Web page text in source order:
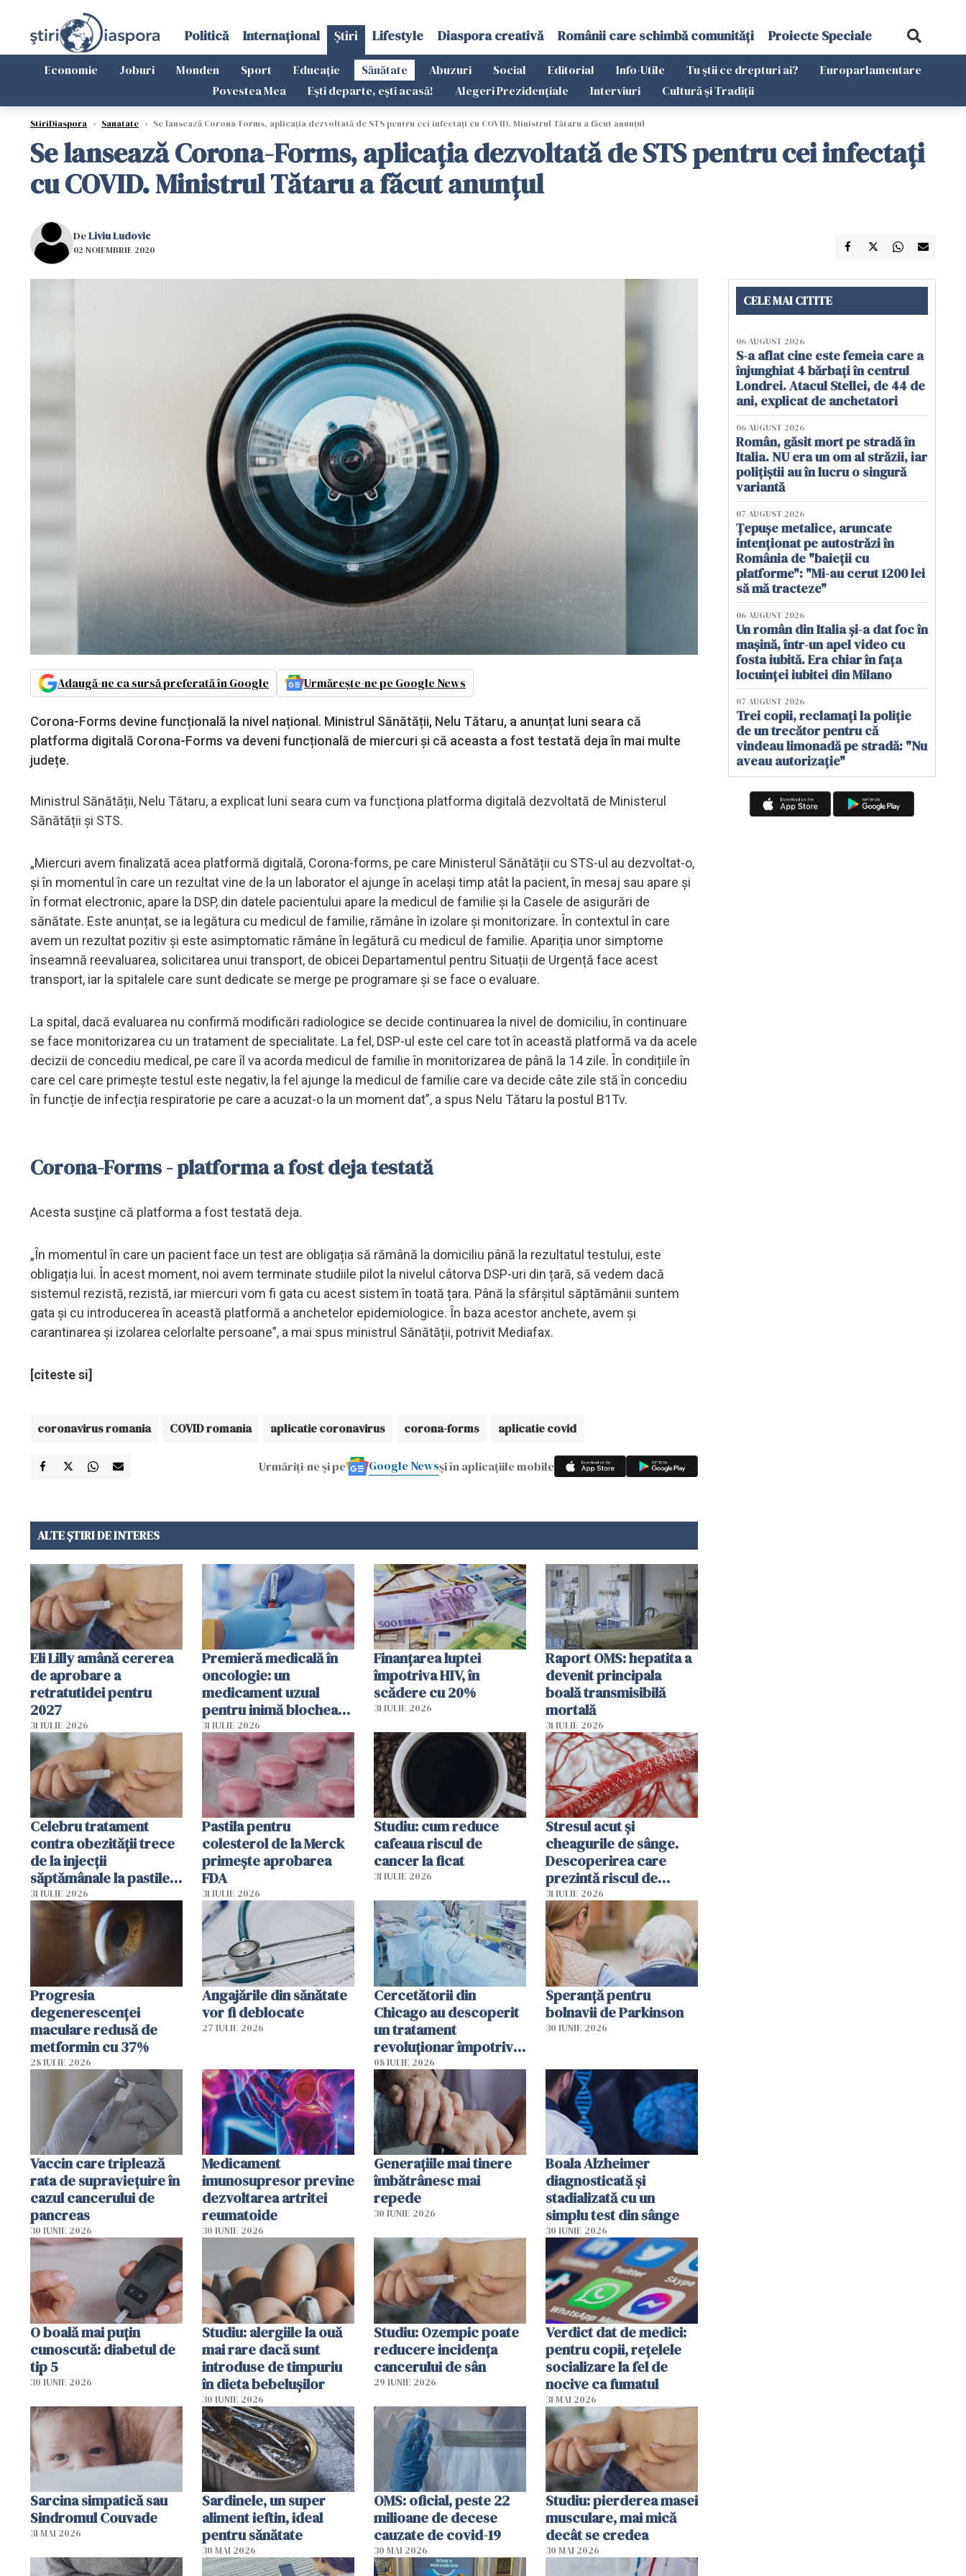
Politică Internațional Știri Lifestyle Diaspora creativă Românii care schimbă comunități Proiecte Speciale
Economie Joburi Monden Sport Educație Sănătate Abuzuri Social Editorial Info-Utile Tu știi ce drepturi ai?
Europarlamentare
Povestea Mea
Ești departe, ești acasă! Alegeri Prezidențiale Interviuri Cultură și Tradiții
StiriDiaspora › Sanatate › Se lansează Corona-Forms, aplicația dezvoltată de STS pentru cei infectați cu COVID. Ministrul Tătaru a făcut anunțul
Se lansează Corona-Forms, aplicația dezvoltată de STS pentru cei infectați
cu COVID. Ministrul Tătaru a făcut anunțul
DeLiviu Ludovic
02 NOIEMBRIE 2020
Adaugă-ne ca sursă preferată în Google Urmărește-ne pe Google News
Corona-Forms devine funcțională la nivel național. Ministrul Sănătății, Nelu Tătaru, a anunțat luni seara că
platforma digitală Corona-Forms va deveni funcțională de miercuri și că aceasta a fost testată deja în mai multe
județe.
Ministrul Sănătății, Nelu Tătaru, a explicat luni seara cum va funcționa platforma digitală dezvoltată de Ministerul
Sănătății și STS.
„Miercuri avem finalizată acea platformă digitală, Corona-forms, pe care Ministerul Sănătății cu STS-ul au dezvoltat-o,
și în momentul în care un rezultat vine de la un laborator el ajunge în același timp atât la pacient, în mesaj sau apare și
în format electronic, apare la DSP, din datele pacientului apare la medicul de familie și la Casele de asigurări de
sănătate. Este anunțat, se ia legătura cu medicul de familie, rămâne în izolare și monitorizare. În contextul în care
avem un rezultat pozitiv și este asimptomatic rămâne în legătură cu medicul de familie. Apariția unor simptome
înseamnă reevaluarea, solicitarea unui transport, de obicei Departamentul pentru Situații de Urgență face acest
transport, iar la spitalele care sunt dedicate se merge pe programare și se face o evaluare.
La spital, dacă evaluarea nu confirmă modificări radiologice se decide continuarea la nivel de domiciliu, în continuare
se face monitorizarea cu un tratament de specialitate. La fel, DSP-ul este cel care tot în această platformă va da acele
decizii de concediu medical, pe care îl va acorda medicul de familie în monitorizarea de până la 14 zile. În condițiile în
care cel care primește testul este negativ, la fel ajunge la medicul de familie care va decide câte zile stă în concediu
în funcție de infecția respiratorie pe care a acuzat-o la un moment dat”, a spus Nelu Tătaru la postul B1Tv.
Corona-Forms - platforma a fost deja testată
Acesta susține că platforma a fost testată deja.
„În momentul în care un pacient face un test are obligația să rămână la domiciliu până la rezultatul testului, este
obligația lui. În acest moment, noi avem terminate studiile pilot la nivelul câtorva DSP-uri din țară, să vedem dacă
sistemul rezistă, rezistă, iar miercuri vom fi gata cu acest sistem în toată țara. Până la sfârșitul săptămânii suntem
gata și cu introducerea în această platformă a anchetelor epidemiologice. În baza acestor anchete, avem și
carantinarea și izolarea celorlalte persoane”, a mai spus ministrul Sănătății, potrivit Mediafax.
[citeste si]
coronavirus romania COVID romania aplicatie coronavirus corona-forms aplicatie covid
Urmăriți-ne și pe Google Newsși în aplicațiile mobile
ALTE ȘTIRI DE INTERES
Eli Lilly amână cererea
de aprobare a
retratutidei pentru
2027
31 IULIE 2026
Premieră medicală în
oncologie: un
medicament uzual
pentru inimă blochează
dezvoltarea celulelor
canceroase.
31 IULIE 2026
Finanțarea luptei
împotriva HIV, în
scădere cu 20%
31 IULIE 2026
Raport OMS: hepatita a
devenit principala
boală transmisibilă
mortală
31 IULIE 2026
Celebru tratament
contra obezității trece
de la injecții
săptămânale la pastile
zilnice
31 IULIE 2026
Pastila pentru
colesterol de la Merck
primește aprobarea
FDA
31 IULIE 2026
Studiu: cum reduce
cafeaua riscul de
cancer la ficat
31 IULIE 2026
Stresul acut și
cheagurile de sânge.
Descoperirea care
prezintă riscul de
infarct
31 IULIE 2026
Progresia
degenerescenței
maculare redusă de
metformin cu 37%
28 IULIE 2026
Angajările din sănătate
vor fi deblocate
27 IULIE 2026
Cercetătorii din
Chicago au descoperit
un tratament
revoluționar împotriva
cancerului. Sunt
folosite chiar bacteriile
tumorale
08 IULIE 2026
Speranță pentru
bolnavii de Parkinson
30 IUNIE 2026
Vaccin care triplează
rata de supraviețuire în
cazul cancerului de
pancreas
30 IUNIE 2026
Medicament
imunosupresor previne
dezvoltarea artritei
reumatoide
30 IUNIE 2026
Generațiile mai tinere
îmbătrânesc mai
repede
30 IUNIE 2026
Boala Alzheimer
diagnosticată și
stadializată cu un
simplu test din sânge
30 IUNIE 2026
O boală mai puțin
cunoscută: diabetul de
tip 5
30 IUNIE 2026
Studiu: alergiile la ouă
mai rare dacă sunt
introduse de timpuriu
în dieta bebelușilor
30 IUNIE 2026
Studiu: Ozempic poate
reducere incidența
cancerului de sân
29 IUNIE 2026
Verdict dat de medici:
pentru copii, rețelele
socializare la fel de
nocive ca fumatul
31 MAI 2026
Sarcina simpatică sau
Sindromul Couvade
31 MAI 2026
Sardinele, un super
aliment ieftin, ideal
pentru sănătate
30 MAI 2026
OMS: oficial, peste 22
milioane de decese
cauzate de covid-19
30 MAI 2026
Studiu: pierderea masei
musculare, mai mică
decât se credea
30 MAI 2026
CELE MAI CITITE
06 AUGUST 2026
S-a aflat cine este femeia care a
înjunghiat 4 bărbați în centrul
Londrei. Atacul Stellei, de 44 de
ani, explicat de anchetatori
06 AUGUST 2026
Român, găsit mort pe stradă în
Italia. NU era un om al străzii, iar
polițiștii au în lucru o singură
variantă
07 AUGUST 2026
Țepușe metalice, aruncate
intenționat pe autostrăzi în
România de "baieții cu
platforme": "Mi-au cerut 1200 lei
să mă tracteze"
06 AUGUST 2026
Un român din Italia și-a dat foc în
mașină, într-un apel video cu
fosta iubită. Era chiar în fața
locuinței iubitei din Milano
07 AUGUST 2026
Trei copii, reclamați la poliție
de un trecător pentru că
vindeau limonadă pe stradă: "Nu
aveau autorizație"